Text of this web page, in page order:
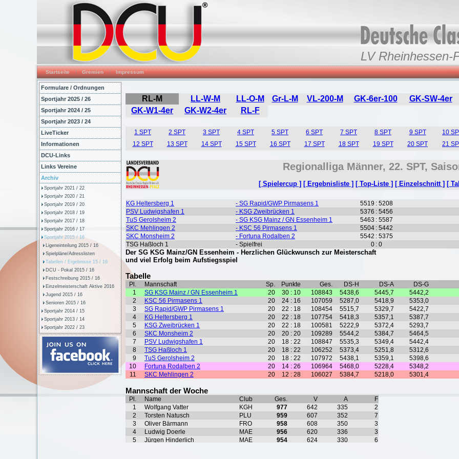
LV Rheinhessen-
Startseite Gremien Impressum
Formulare / Ordnungen
Sportjahr 2025 / 26
Sportjahr 2024 / 25
Sportjahr 2023 / 24
LiveTicker
Informationen
DCU-Links
Links Vereine
Archiv
Sportjahr 2021 / 22
Sportjahr 2020 / 21
Sportjahr 2019 / 20
Sportjahr 2018 / 19
Sportjahr 2017 / 18
Sportjahr 2016 / 17
Sportjahr 2015 / 16
Ligeneinteilung 2015 / 16
Spielpläne/Adresslisten
Tabellen / Ergebnisse 15 / 16
DCU - Pokal 2015 / 16
Festschreibung 2015 / 16
Einzelmeisterschaft Aktive 2016
Jugend 2015 / 16
Senioren 2015 / 16
Sportjahr 2014 / 15
Sportjahr 2013 / 14
Sportjahr 2022 / 23